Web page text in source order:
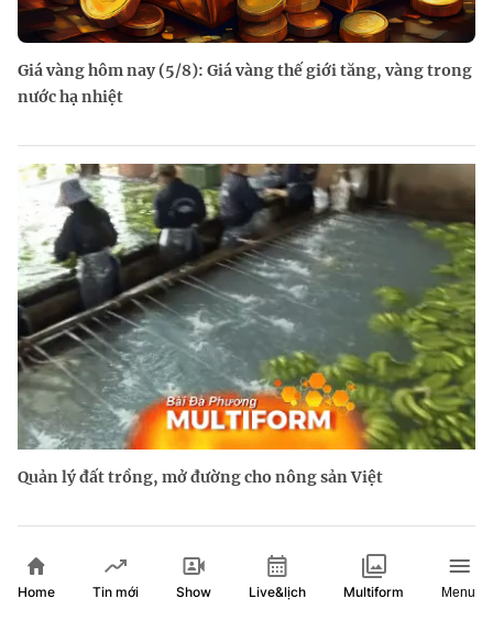
Giá vàng hôm nay (5/8): Giá vàng thế giới tăng, vàng trong
nước hạ nhiệt
Quản lý đất trồng, mở đường cho nông sản Việt
Home Tin mới Show Live&lịch Multiform Menu